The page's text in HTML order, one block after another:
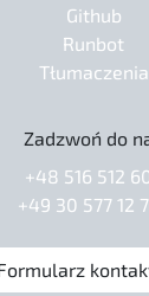
Github
Runbot
Tłumaczenia
Zadzwoń do
+48 516 512
+49 30 577 12